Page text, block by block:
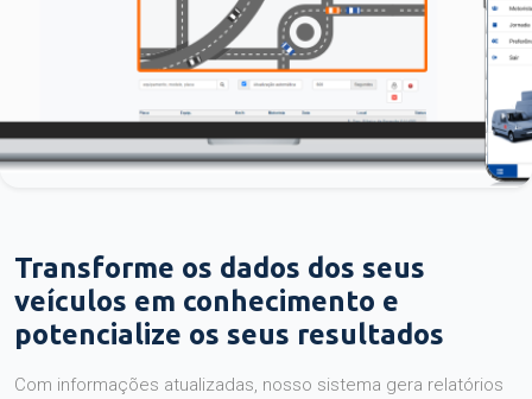
Transforme os dados dos seus
veículos em conhecimento e
potencialize os seus resultados
Com informações atualizadas, nosso sistema gera relatórios